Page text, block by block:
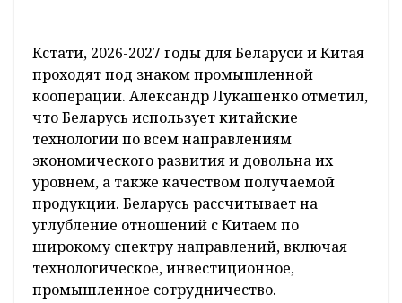
Кстати, 2026-2027 годы для Беларуси и Китая
проходят под знаком промышленной
кооперации. Александр Лукашенко отметил,
что Беларусь использует китайские
технологии по всем направлениям
экономического развития и довольна их
уровнем, а также качеством получаемой
продукции. Беларусь рассчитывает на
углубление отношений с Китаем по
широкому спектру направлений, включая
технологическое, инвестиционное,
промышленное сотрудничество.